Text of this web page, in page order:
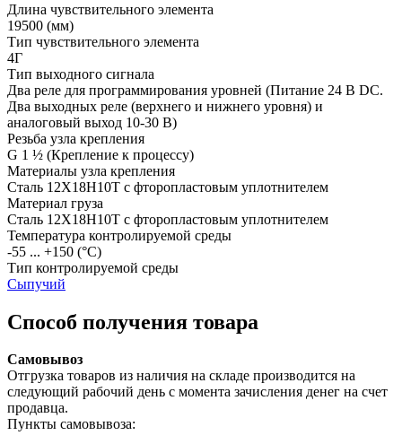
Длина чувствительного элемента
19500 (мм)
Тип чувствительного элемента
4Г
Тип выходного сигнала
Два реле для программирования уровней (Питание 24 В DC.
Два выходных реле (верхнего и нижнего уровня) и
аналоговый выход 10-30 В)
Резьба узла крепления
G 1 ½ (Крепление к процессу)
Материалы узла крепления
Сталь 12Х18Н10Т с фторопластовым уплотнителем
Материал груза
Сталь 12Х18Н10Т с фторопластовым уплотнителем
Температура контролируемой среды
-55 ... +150 (°С)
Тип контролируемой среды
Сыпучий
Способ получения товара
Самовывоз
Отгрузка товаров из наличия на складе производится на
следующий рабочий день с момента зачисления денег на счет
продавца.
Пункты самовывоза: